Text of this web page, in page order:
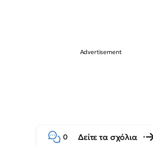
0 Δείτε τα σχόλια